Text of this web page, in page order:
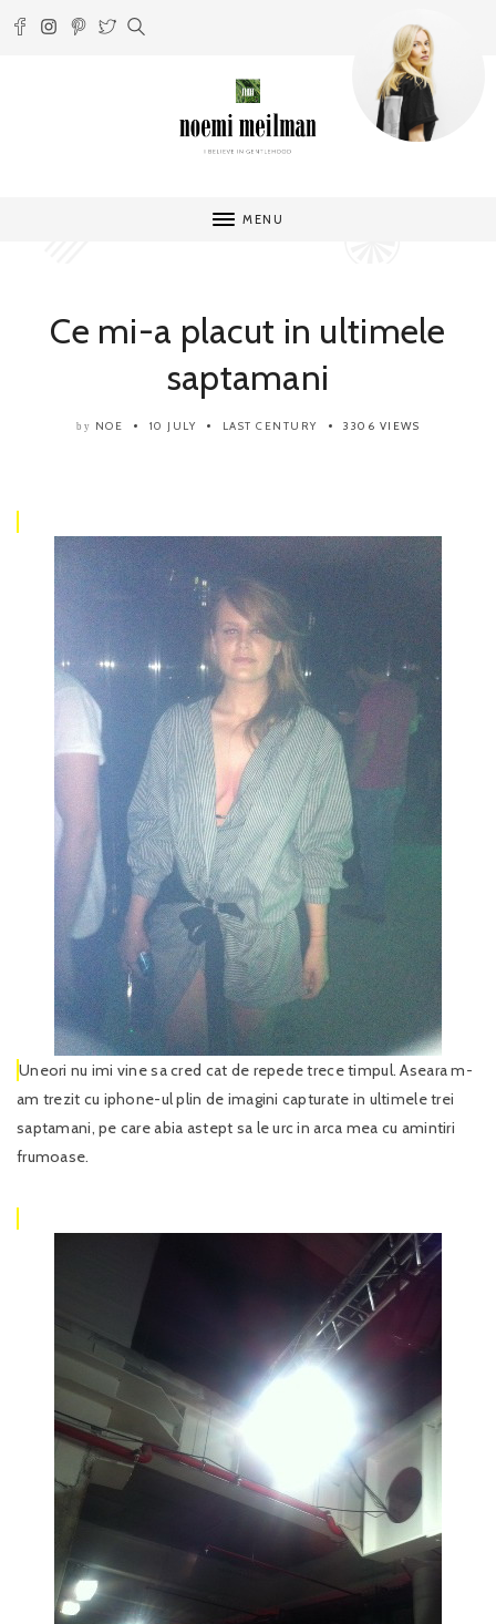
MENU
Ce mi-a placut in ultimele
saptamani
by NOE 10 JULY LAST CENTURY 3306 VIEWS
Uneori nu imi vine sa cred cat de repede trece timpul. Aseara m-
am trezit cu iphone-ul plin de imagini capturate in ultimele trei
saptamani, pe care abia astept sa le urc in arca mea cu amintiri
frumoase.